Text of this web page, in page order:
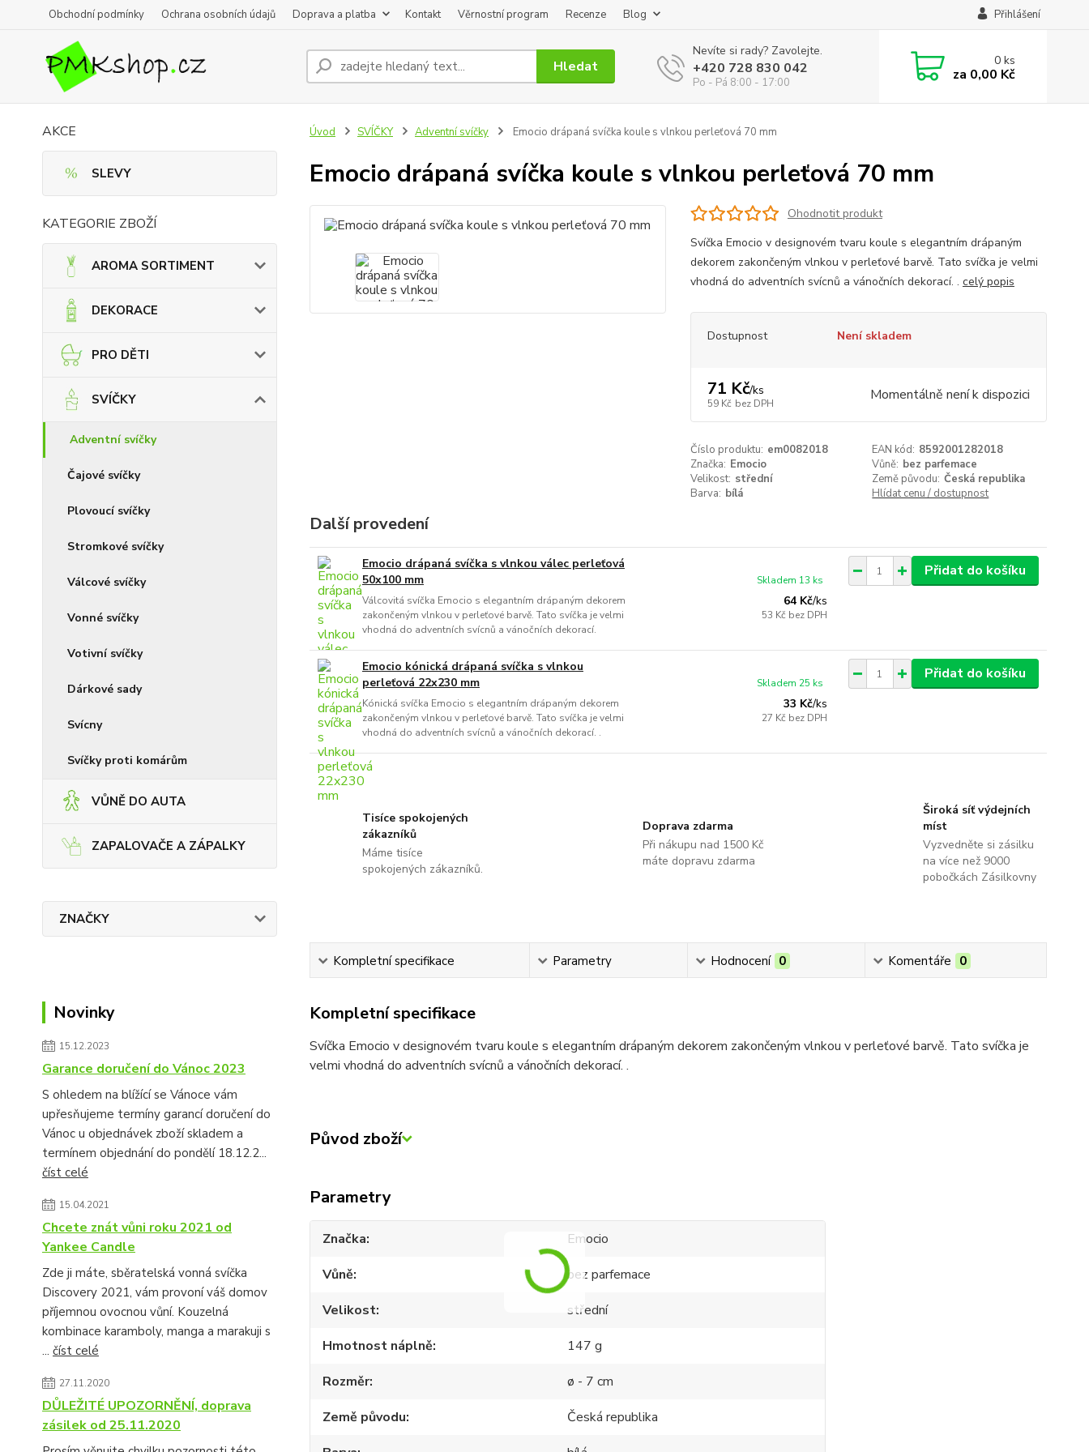
Obchodní podmínky Ochrana osobních údajů Doprava a platba Kontakt Věrnostní program Recenze Blog Přihlášení
Hledat
Nevíte si rady? Zavolejte.
+420 728 830 042
Po - Pá 8:00 - 17:00
0ks
za 0,00 Kč
AKCE
SLEVY
KATEGORIE ZBOŽÍ
AROMA SORTIMENT
DEKORACE
PRO DĚTI
SVÍČKY
Adventní svíčky
Čajové svíčky
Plovoucí svíčky
Stromkové svíčky
Válcové svíčky
Vonné svíčky
Votivní svíčky
Dárkové sady
Svícny
Svíčky proti komárům
VŮNĚ DO AUTA
ZAPALOVAČE A ZÁPALKY
ZNAČKY
Novinky
15.12.2023
Garance doručení do Vánoc 2023
S ohledem na blížící se Vánoce vám
upřesňujeme termíny garancí doručení do
Vánoc u objednávek zboží skladem a
termínem objednání do pondělí 18.12.2...
číst celé
15.04.2021
Chcete znát vůni roku 2021 od
Yankee Candle
Zde ji máte, sběratelská vonná svíčka
Discovery 2021, vám provoní váš domov
příjemnou ovocnou vůní. Kouzelná
kombinace karamboly, manga a marakuji s
... číst celé
27.11.2020
DŮLEŽITÉ UPOZORNĚNÍ, doprava
zásilek od 25.11.2020
Úvod SVÍČKY Adventní svíčky Emocio drápaná svíčka koule s vlnkou perleťová 70 mm
Emocio drápaná svíčka koule s vlnkou perleťová 70 mm
Ohodnotit produkt
Svíčka Emocio v designovém tvaru koule s elegantním drápaným
dekorem zakončeným vlnkou v perleťové barvě. Tato svíčka je velmi
vhodná do adventních svícnů a vánočních dekorací. . celý popis
Dostupnost Není skladem
71 Kč/ks
59 Kč bez DPH Momentálně není k dispozici
Číslo produktu: em0082018 EAN kód: 8592001282018
Značka: Emocio Vůně: bez parfemace
Velikost: střední Země původu: Česká republika
Barva: bílá Hlídat cenu / dostupnost
Další provedení
Emocio drápaná svíčka s vlnkou válec perleťová
50x100 mm
Válcovitá svíčka Emocio s elegantním drápaným dekorem
zakončeným vlnkou v perleťové barvě. Tato svíčka je velmi
vhodná do adventních svícnů a vánočních dekorací.
64 Kč/ks
53 Kč bez DPH
Skladem 13 ks
Přidat do košíku
Emocio kónická drápaná svíčka s vlnkou
perleťová 22x230 mm
Kónická svíčka Emocio s elegantním drápaným dekorem
zakončeným vlnkou v perleťové barvě. Tato svíčka je velmi
vhodná do adventních svícnů a vánočních dekorací. .
33 Kč/ks
27 Kč bez DPH
Skladem 25 ks
Přidat do košíku
Tisíce spokojených
zákazníků
Máme tisíce
spokojených zákazníků.
Doprava zdarma
Při nákupu nad 1500 Kč
máte dopravu zdarma
Široká síť výdejních
míst
Vyzvedněte si zásilku
na více než 9000
pobočkách Zásilkovny
Kompletní specifikace Parametry Hodnocení 0 Komentáře 0
Kompletní specifikace
Svíčka Emocio v designovém tvaru koule s elegantním drápaným dekorem zakončeným vlnkou v perleťové barvě. Tato svíčka je
velmi vhodná do adventních svícnů a vánočních dekorací. .
Původ zboží
Parametry
Značka
Emocio
Vůně
bez parfemace
Velikost
střední
Hmotnost náplně
147 g
Rozměr
ø - 7 cm
Země původu
Česká republika